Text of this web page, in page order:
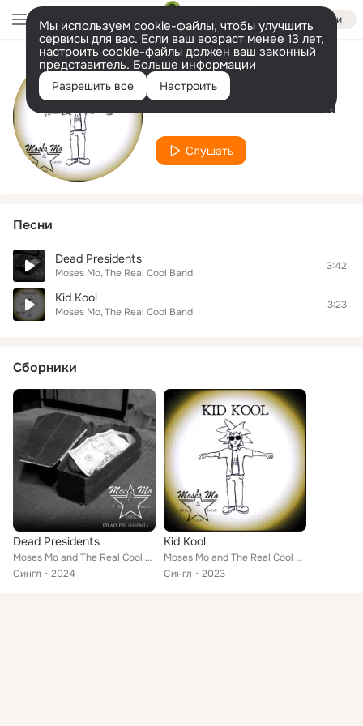
Войти
Мы используем cookie-файлы, чтобы улучшить
сервисы для вас. Если ваш возраст менее 13 лет,
настроить cookie-файлы должен ваш законный
представитель. Больше информации
Разрешить все Настроить
Исполнитель
The Real Cool Band
Слушать
Песни
Dead Presidents
Moses Mo The Real Cool Band
3:42
Kid Kool
Moses Mo The Real Cool Band
3:23
Сборники
Dead Presidents
Moses Mo and The Real Cool Band feat. Moses Mo
Сингл
2024
Kid Kool
Moses Mo and The Real Cool Band
Сингл
2023